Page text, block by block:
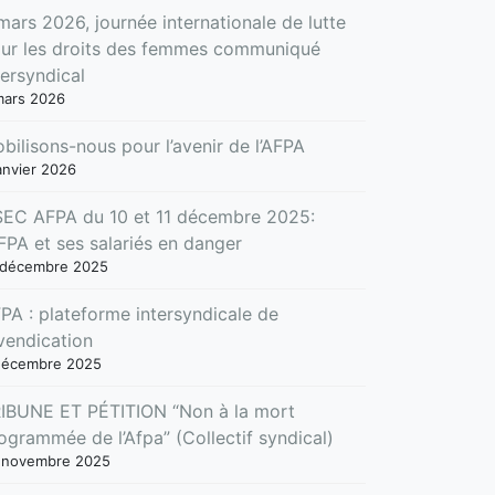
2026, journée internationale de lutte
les droits des femmes communiqué
2026
nous pour l’avenir de l’AFPA
2026
AFPA du 10 et 11 décembre 2025:
et ses salariés en danger
2025
: plateforme intersyndicale de
2025
ET PÉTITION “Non à la mort
de l’Afpa” (Collectif syndical)
2025